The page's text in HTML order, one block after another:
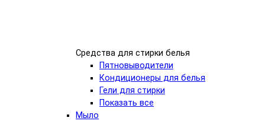
Средства для стирки белья
Пятновыводители
Кондиционеры для белья
Гели для стирки
Показать все
Мыло